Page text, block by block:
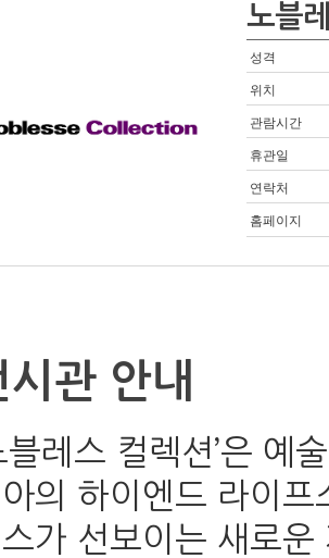
노블
성격
위치
관람시간
휴관일
연락처
홈페이지
시관 안내
블레스 컬렉션’은 예
의 하이엔드 라이
가 선보이는 새로운